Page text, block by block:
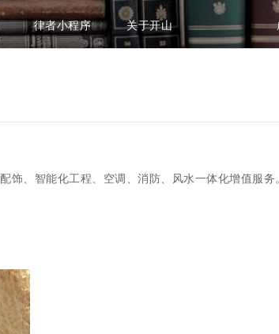
律者小程序 关于开山
饰、智能化工程、空调、消防、风水一体化增值服务